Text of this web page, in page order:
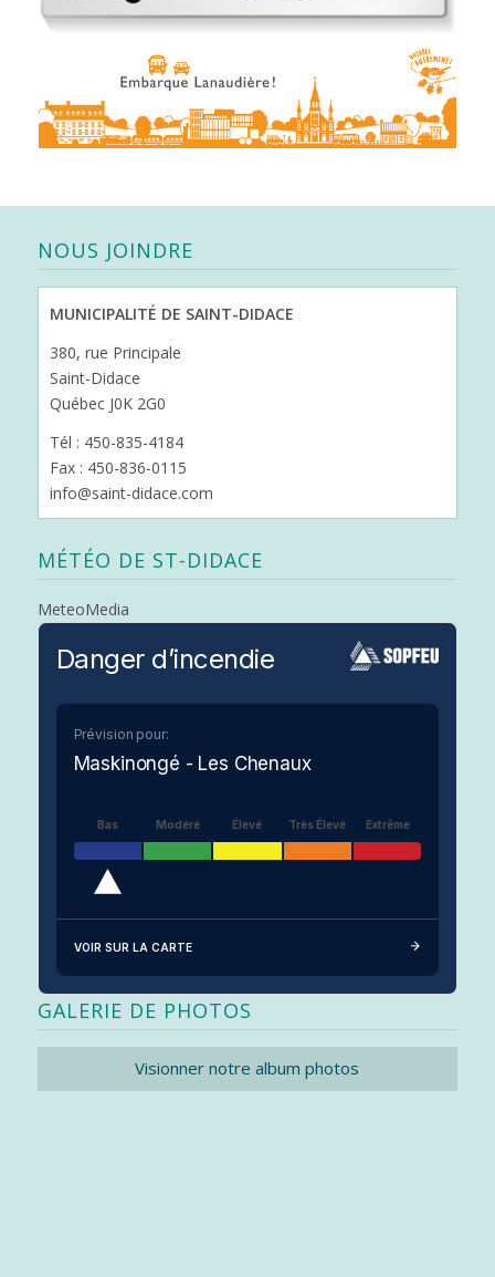
NOUS JOINDRE
MUNICIPALITÉ DE SAINT-DIDACE
380, rue Principale
Saint-Didace
Québec J0K 2G0
Tél : 450-835-4184
Fax : 450-836-0115
info@saint-didace.com
MÉTÉO DE ST-DIDACE
MeteoMedia
Danger d’incendie
Prévision pour:
Maskinongé - Les Chenaux
Bas Modéré Élevé Très Élevé Extrême
VOIR SUR LA CARTE
GALERIE DE PHOTOS
Visionner notre album photos